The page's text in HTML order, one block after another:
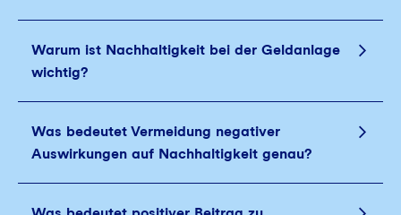
Warum ist Nachhaltigkeit bei der Geldanlage
wichtig?
Was bedeutet Vermeidung negativer
Auswirkungen auf Nachhaltigkeit genau?